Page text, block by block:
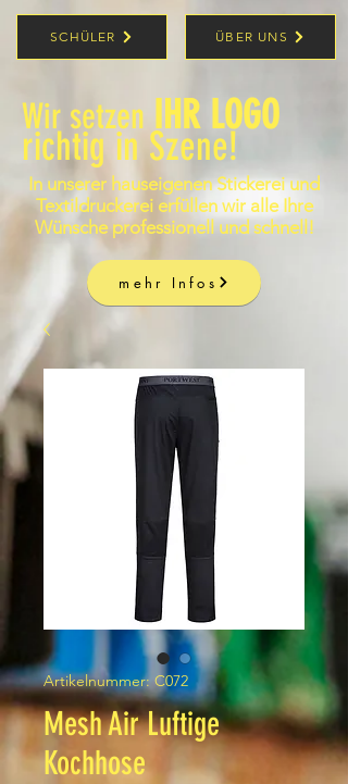
SCHÜLER ÜBER UNS
Wir setzen IHR LOGO
richtig in Szene!
In unserer hauseigenen Stickerei und
Textildruckerei erfüllen wir alle Ihre
Wünsche professionell und schnell!
mehr Infos
Artikelnummer: C072
Mesh Air Luftige
Kochhose